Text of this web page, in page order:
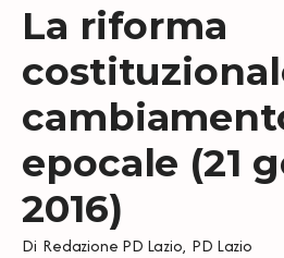
La riforma
epocale (21
2016)
Di Redazione PD Lazio, PD Lazio